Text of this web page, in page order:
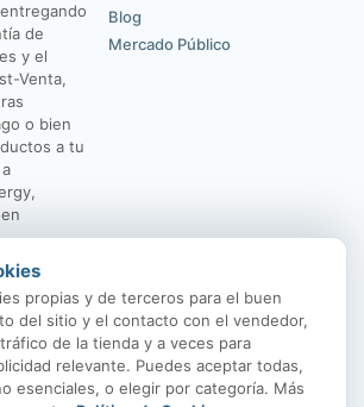
de
y el
Venta,
o bien
a tu
Blog
Mercado Público
propias y de terceros para el buen
del sitio y el contacto con el vendedor,
de la tienda y a veces para
relevante. Puedes aceptar todas,
esenciales, o elegir por categoría. Más